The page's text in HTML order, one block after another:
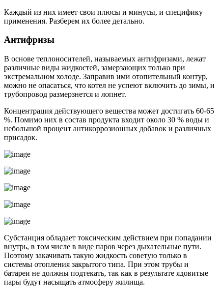
Каждый из них имеет свои плюсы и минусы, и специфику
применения. Разберем их более детально.
Антифризы
В основе теплоносителей, называемых антифризами, лежат
различные виды жидкостей, замерзающих только при
экстремальном холоде. Заправив ими отопительный контур,
можно не опасаться, что котел не успеют включить до зимы, и
трубопровод размерзнется и лопнет.
Концентрация действующего вещества может достигать 60-65
%. Помимо них в состав продукта входит около 30 % воды и
небольшой процент антикоррозионных добавок и различных
присадок.
Субстанция обладает токсическим действием при попадании
внутрь, в том числе в виде паров через дыхательные пути.
Поэтому закачивать такую жидкость советую только в
системы отопления закрытого типа. При этом трубы и
батареи не должны подтекать, так как в результате ядовитые
пары будут насыщать атмосферу жилища.